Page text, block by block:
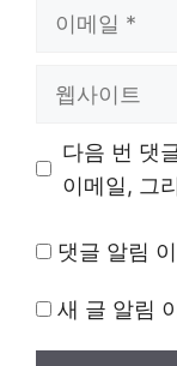
트
다음 번 댓
이메일, 그
댓글 알림
새 글 알림